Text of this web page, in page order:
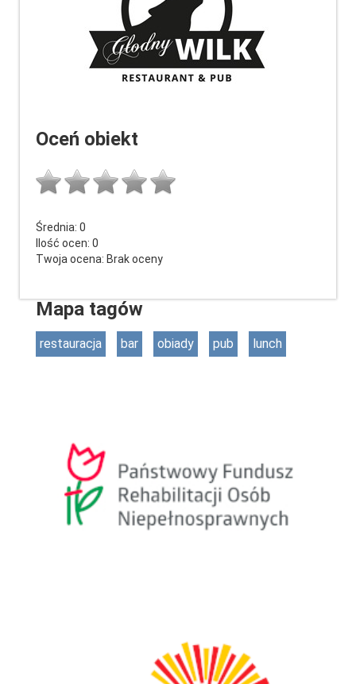
Oceń obiekt
Średnia: 0
Ilość ocen: 0
Twoja ocena: Brak oceny
Mapa tagów
restauracja bar obiady pub lunch